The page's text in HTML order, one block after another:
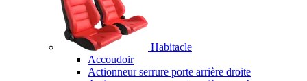
Habitacle
Accoudoir
Actionneur serrure porte arrière droite